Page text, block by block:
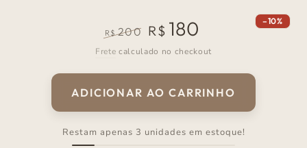
Preço
R$ 200
Preço
venda
R$ 180 –10%
Frete calculado no checkout
ADICIONAR AO CARRINHO
Restam apenas 3 unidades em estoque!